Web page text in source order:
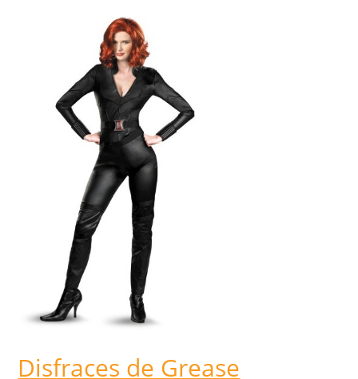
Disfraces de Grease